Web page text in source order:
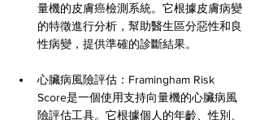
量機的皮膚癌檢測系統。它根據皮膚病變
的特徵進行分析，幫助醫生區分惡性和良
性病變，提供準確的診斷結果。
心臟病風險評估：Framingham Risk
Score是一個使用支持向量機的心臟病風
險評估工具。它根據個人的年齡、性別、